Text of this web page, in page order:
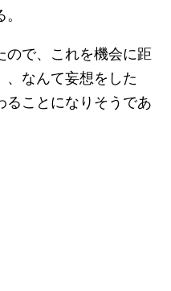
ので、これを機会に距
、なんて妄想をした
ることになりそうであ